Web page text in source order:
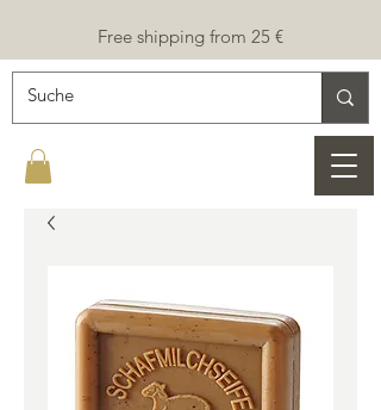
Free shipping from 25 €